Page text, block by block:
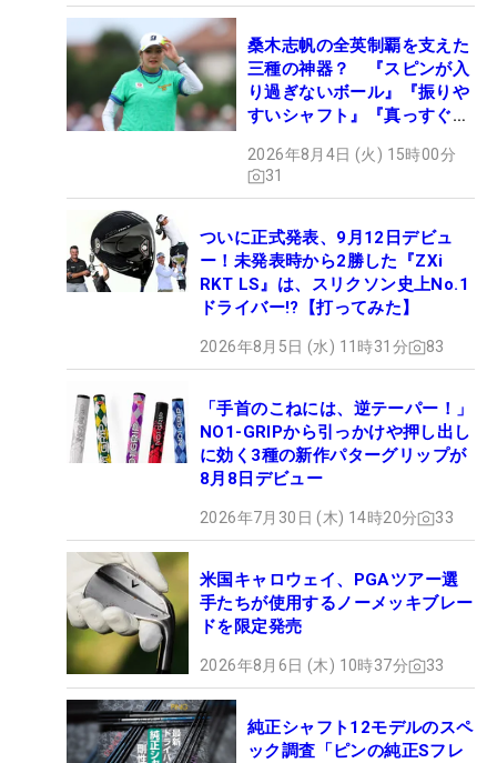
桑木志帆の全英制覇を支えた
三種の神器？ 『スピンが入
り過ぎないボール』『振りや
すいシャフト』『真っすぐ飛
セッティング
2026年8月4日 (火) 15時00分
31
ついに正式発表、9月12日デビュ
ー！未発表時から2勝した『ZXi
RKT LS』は、スリクソン史上No.1
ドライバー!?【打ってみた】
2026年8月5日 (水) 11時31分 83
「手首のこねには、逆テーパー！」
NO1-GRIPから引っかけや押し出し
に効く3種の新作パターグリップが
8月8日デビュー
2026年7月30日 (木) 14時20分 33
米国キャロウェイ、PGAツアー選
手たちが使用するノーメッキブレー
ドを限定発売
2026年8月6日 (木) 10時37分 33
純正シャフト12モデルのスペ
ック調査「ピンの純正Sフレ